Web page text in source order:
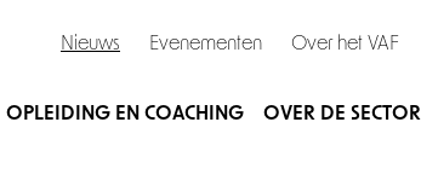
Nieuws Evenementen Over het VAF
OPLEIDING EN COACHING OVER DE SECTOR